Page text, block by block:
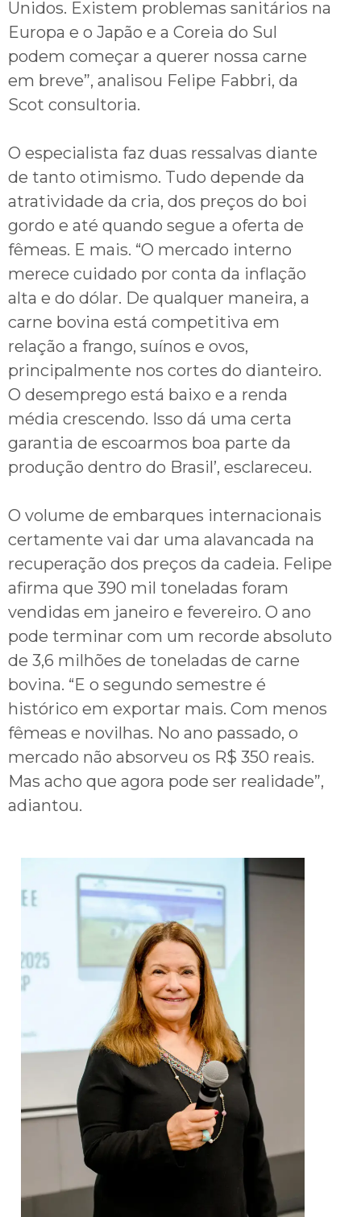
Unidos. Existem problemas sanitários na
Europa e o Japão e a Coreia do Sul
podem começar a querer nossa carne
em breve”, analisou Felipe Fabbri, da
Scot consultoria.
O especialista faz duas ressalvas diante
de tanto otimismo. Tudo depende da
atratividade da cria, dos preços do boi
gordo e até quando segue a oferta de
fêmeas. E mais. “O mercado interno
merece cuidado por conta da inflação
alta e do dólar. De qualquer maneira, a
carne bovina está competitiva em
relação a frango, suínos e ovos,
principalmente nos cortes do dianteiro.
O desemprego está baixo e a renda
média crescendo. Isso dá uma certa
garantia de escoarmos boa parte da
produção dentro do Brasil’, esclareceu.
O volume de embarques internacionais
certamente vai dar uma alavancada na
recuperação dos preços da cadeia. Felipe
afirma que 390 mil toneladas foram
vendidas em janeiro e fevereiro. O ano
pode terminar com um recorde absoluto
de 3,6 milhões de toneladas de carne
bovina. “E o segundo semestre é
histórico em exportar mais. Com menos
fêmeas e novilhas. No ano passado, o
mercado não absorveu os R$ 350 reais.
Mas acho que agora pode ser realidade”,
adiantou.